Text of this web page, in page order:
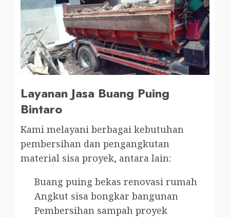
Layanan Jasa Buang Puing
Bintaro
Kami melayani berbagai kebutuhan
pembersihan dan pengangkutan
material sisa proyek, antara lain:
Buang puing bekas renovasi rumah
Angkut sisa bongkar bangunan
Pembersihan sampah proyek